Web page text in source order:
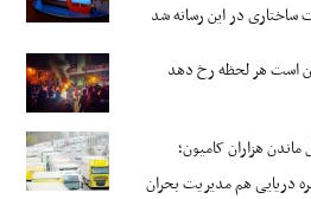
ساختاری در این رسانه شد
است هر لحظه رخ دهد
هزاران کامیون؛
دریایی هم مدیریت بحران